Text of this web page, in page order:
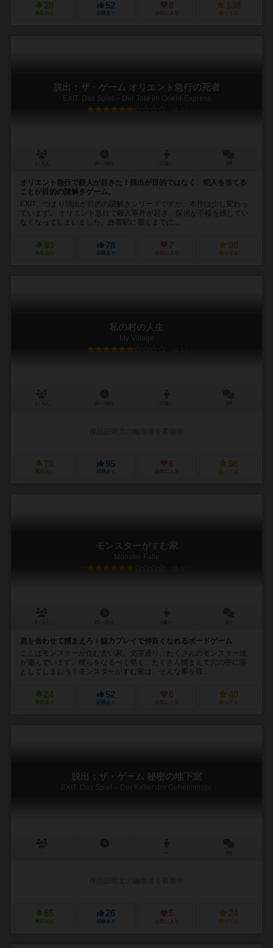
28
興味あり
52
経験あり
8
お気に入り
138
持ってる
脱出：ザ・ゲーム オリエント急行の死者
EXIT: Das Spiel – Der Tote im Orient-Express
6.2
オリエント急行で殺人が起きた！脱出が目的ではなく、犯人を当てる
ことが目的の謎解きゲーム。
EXIT、つまり脱出が目的の謎解きシリーズですが、本作は少し変わっ
ています。 オリエント急行で殺人事件が起き、探偵が手帳を残してい
なくなってしまいました。終着駅に着くまでに...
93
興味あり
78
経験あり
7
お気に入り
98
持ってる
私の村の人生
My Village
6.1
70
興味あり
95
経験あり
6
お気に入り
96
持ってる
モンスターがすむ家
Monster-Falle
6.1
息を合わせて捕まえろ！協力プレイで仲良くなれるボードゲーム
ここはモンスターが住む古い家。文字通り、たくさんのモンスター達
が遊んでいます。彼らをなるべく早く、たくさん捕まえて穴の中に落
としてしまおう！モンスターがすむ家は、そんな事を目...
24
興味あり
52
経験あり
6
お気に入り
40
持ってる
脱出：ザ・ゲーム 秘密の地下室
EXIT: Das Spiel – Der Keller der Geheimnisse
65
興味あり
26
経験あり
5
お気に入り
24
持ってる